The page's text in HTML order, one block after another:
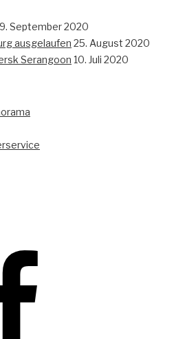
9. September 2020
ausgelaufen 25. August 2020
Serangoon 10. Juli 2020